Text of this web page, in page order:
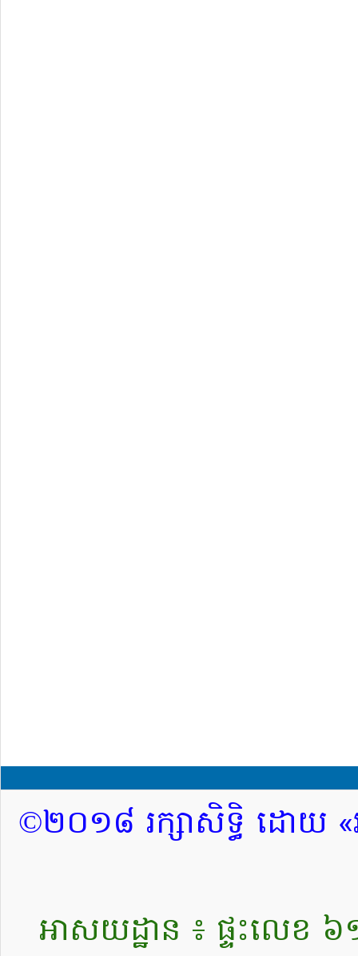
©២០១៨ រក្សាសិទ្ធិ ដោយ
អាសយដ្ឋាន ៖ ផ្ទះលេខ